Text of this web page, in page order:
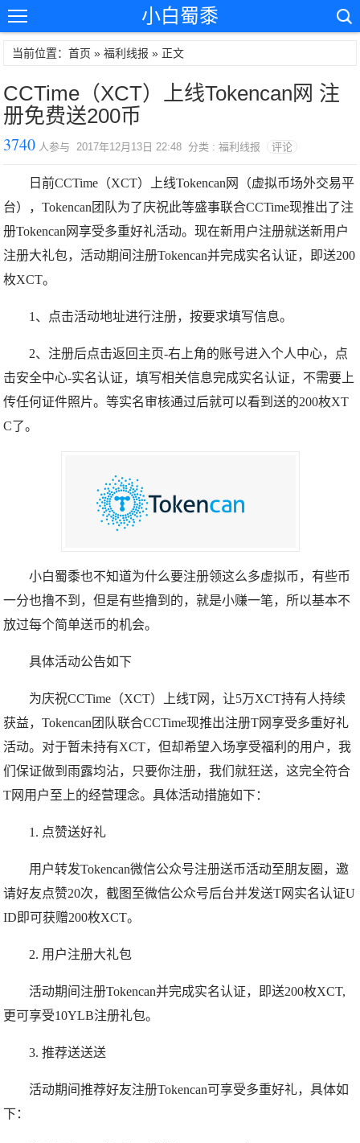
小白蜀黍
当前位置：首页 »福利线报 » 正文
CCTime（XCT）上线Tokencan网 注
册免费送200币
3740 人参与 2017年12月13日 22:48 分类 : 福利线报 评论
日前CCTime（XCT）上线Tokencan网（虚拟币场外交易平
台），Tokencan团队为了庆祝此等盛事联合CCTime现推出了注
册Tokencan网享受多重好礼活动。现在新用户注册就送新用户
注册大礼包，活动期间注册Tokencan并完成实名认证，即送200
枚XCT。
1、点击活动地址进行注册，按要求填写信息。
2、注册后点击返回主页-右上角的账号进入个人中心，点
击安全中心-实名认证，填写相关信息完成实名认证，不需要上
传任何证件照片。等实名审核通过后就可以看到送的200枚XT
C了。
小白蜀黍也不知道为什么要注册领这么多虚拟币，有些币
一分也撸不到，但是有些撸到的，就是小赚一笔，所以基本不
放过每个简单送币的机会。
具体活动公告如下
为庆祝CCTime（XCT）上线T网，让5万XCT持有人持续
获益，Tokencan团队联合CCTime现推出注册T网享受多重好礼
活动。对于暂未持有XCT，但却希望入场享受福利的用户，我
们保证做到雨露均沾，只要你注册，我们就狂送，这完全符合
T网用户至上的经营理念。具体活动措施如下：
1. 点赞送好礼
用户转发Tokencan微信公众号注册送币活动至朋友圈，邀
请好友点赞20次，截图至微信公众号后台并发送T网实名认证U
ID即可获赠200枚XCT。
2. 用户注册大礼包
活动期间注册Tokencan并完成实名认证，即送200枚XCT,
更可享受10YLB注册礼包。
3. 推荐送送送
活动期间推荐好友注册Tokencan可享受多重好礼，具体如
下：